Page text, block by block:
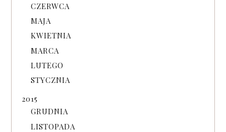
CZERWCA
MAJA
KWIETNIA
MARCA
LUTEGO
STYCZNIA
2015
GRUDNIA
LISTOPADA